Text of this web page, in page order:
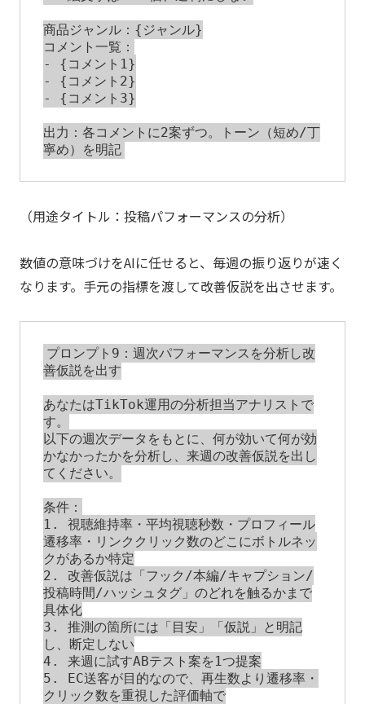
商品ジャンル：{ジャンル}
コメント一覧：
- {コメント1}
- {コメント2}
- {コメント3}
出力：各コメントに2案ずつ。トーン（短め/丁
寧め）を明記
（用途タイトル：投稿パフォーマンスの分析）
数値の意味づけをAIに任せると、毎週の振り返りが速く
なります。手元の指標を渡して改善仮説を出させます。
プロンプト9：週次パフォーマンスを分析し改
善仮説を出す
あなたはTikTok運用の分析担当アナリストで
す。
以下の週次データをもとに、何が効いて何が効
かなかったかを分析し、来週の改善仮説を出し
てください。
条件：
1. 視聴維持率・平均視聴秒数・プロフィール
遷移率・リンククリック数のどこにボトルネッ
クがあるか特定
2. 改善仮説は「フック/本編/キャプション/
投稿時間/ハッシュタグ」のどれを触るかまで
具体化
3. 推測の箇所には「目安」「仮説」と明記
し、断定しない
4. 来週に試すABテスト案を1つ提案
5. EC送客が目的なので、再生数より遷移率・
クリック数を重視した評価軸で